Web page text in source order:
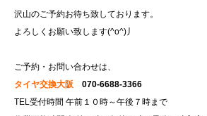
沢山のご予約お待ち致しております。
よろしくお願い致します(^o^)丿
ご予約・お問い合わせは、
タイヤ交換大阪 070-6688-3366
TEL受付時間 午前１０時～午後７時まで